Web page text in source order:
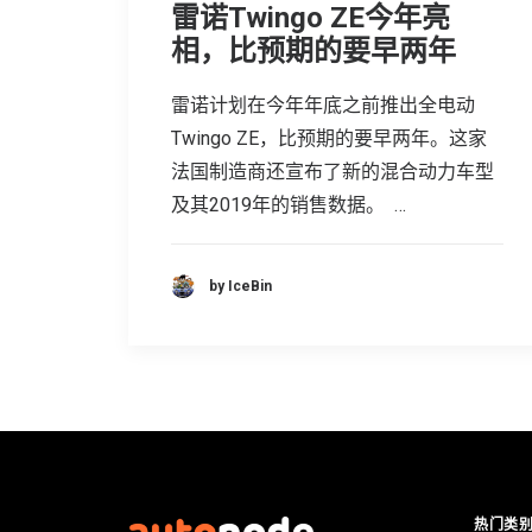
雷诺Twingo ZE今年亮
相，比预期的要早两年
雷诺计划在今年年底之前推出全电动
Twingo ZE，比预期的要早两年。这家
法国制造商还宣布了新的混合动力车型
及其2019年的销售数据。 …
by IceBin
热门类别